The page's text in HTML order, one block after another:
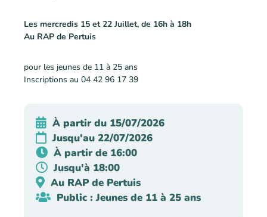
Les mercredis 15 et 22 Juillet, de 16h à 18h
Au RAP de Pertuis
pour les jeunes de 11 à 25 ans
Inscriptions au 04 42 96 17 39
À partir du 15/07/2026
Jusqu'au 22/07/2026
À partir de 16:00
Jusqu'à 18:00
Au RAP de Pertuis
Public : Jeunes de 11 à 25 ans